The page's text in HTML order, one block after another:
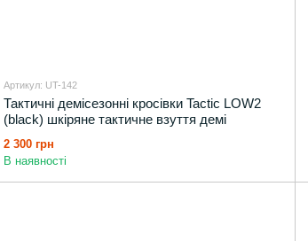
Артикул: UT-142
Тактичні демісезонні кросівки Tactic LOW2
(black) шкіряне тактичне взуття демі
2 300 грн
В наявності